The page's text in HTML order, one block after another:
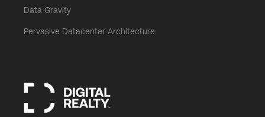
Data Gravity
Pervasive Datacenter Architecture